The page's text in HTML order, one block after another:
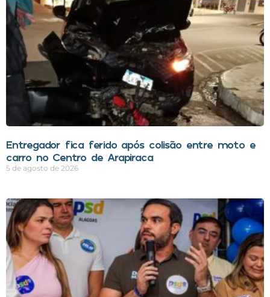
Entregador fica ferido após colisão entre moto e
carro no Centro de Arapiraca
5 de agosto de 2026